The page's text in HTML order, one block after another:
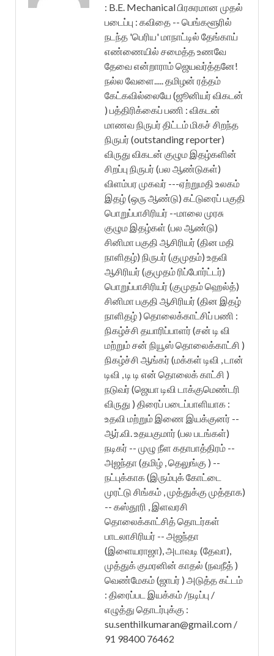
: B.E. Mechanical பிரசுரமான முதல்
படைப்பு : கவிதை -- பெங்களூரில்
நடந்த 'பெரிய' மாநாட்டில் தேங்காய்
எண்ணையில் சமைத்த உணவே
தேவை என்றாராம் ஜெயவர்த்தனே!
நல்ல வேளை..... தமிழன் ரத்தம்
கேட்கவில்லையே (ஜூனியர் விகடன்
) பத்திரிக்கைப் பணி : விகடன்
மாணவ நிருபர் திட்டம் மிகச் சிறந்த
நிருபர் (outstanding reporter)
விருது விகடன் குழும இதழ்களின்
சிறப்பு நிருபர் (பல ஆண்டுகள்)
விளம்பர முகவர் ---ஏற்றுமதி உலகம்
இதழ் (ஒரு ஆண்டு) கட்டுரைப் பகுதி
பொறுப்பாசிரியர் --மாலை முரசு
குழும இதழ்கள் (பல ஆண்டு)
சினிமா பகுதி ஆசிரியர் (தின மதி
நாளிதழ்) நிருபர் (குமுதம்) உதவி
ஆசிரியர் (குமுதம் ரிப்போர்ட்டர்)
பொறுப்பாசிரியர் (குமுதம் ஹெல்த்)
சினிமா பகுதி ஆசிரியர் (தின இதழ்
நாளிதழ் ) தொலைக்காட்சிப் பணி :
நிகழ்ச்சி தயாரிப்பாளர் (சன் டி வி
மற்றும் சன் நியூஸ் தொலைக்காட்சி )
நிகழ்ச்சி ஆங்கர் (மக்கள் டிவி , டான்
டிவி , டி டி என் தொலைக் காட்சி )
நடுவர் (ஜெயா டிவி டாக்குமெண்டரி
விருது ) திரைப் படைப்பாளியாக :
உதவி மற்றும் இணை இயக்குனர் --
ஆர்.வி. உதயகுமார் (பல படங்கள்)
நடிகர் -- முழு நீள கதாபாத்திரம் --
அஜந்தா (தமிழ் , தெலுங்கு ) --
நட்புக்காக (இரும்புக் கோட்டை
முரட்டு சிங்கம் , முத்துக்கு முத்தாக)
-- கஸ்தூரி , இளவரசி
தொலைக்காட்சித் தொடர்கள்
பாடலாசிரியர் -- அஜந்தா
(இளையராஜா), அடாவடி (தேவா),
முத்துக் குமரனின் காதல் (நவநீத் )
வெண்மேகம் (ஜாபர் ) அடுத்த கட்டம்
: திரைப்பட இயக்கம் /நடிப்பு /
எழுத்து தொடர்புக்கு :
su.senthilkumaran@gmail.com /
91 98400 76462